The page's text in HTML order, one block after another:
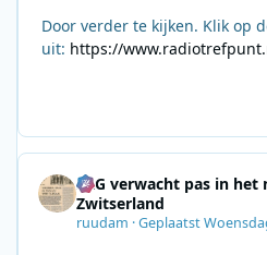
Door verder te kijken. Klik op
uit: https://
SRG verwacht pas in
Zwitserland
ruudam ·Geplaatst